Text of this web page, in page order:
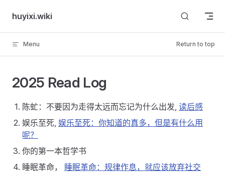
Skip to content
huyixi.wiki
Menu Return to top
2025 Read Log
陈虻：不要因为走得太远而忘记为什么出发, 读后感
娱乐至死, 娱乐至死：你知道的真多，但是有什么用
呢？
你的第一本哲学书
睡眠革命， 睡眠革命：规律作息，就应该放弃社交